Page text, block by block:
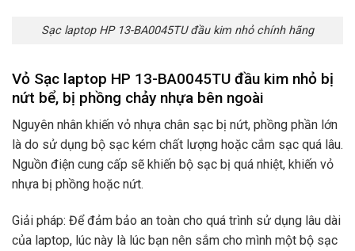
Sạc laptop HP 13-BA0045TU đầu kim nhỏ chính hãng
Vỏ Sạc laptop HP 13-BA0045TU đầu kim nhỏ bị
nứt bể, bị phồng chảy nhựa bên ngoài
Nguyên nhân khiến vỏ nhựa chân sạc bị nứt, phồng phần lớn
là do sử dụng bộ sạc kém chất lượng hoặc cắm sạc quá lâu.
Nguồn điện cung cấp sẽ khiến bộ sạc bị quá nhiệt, khiến vỏ
nhựa bị phồng hoặc nứt.
Giải pháp: Để đảm bảo an toàn cho quá trình sử dụng lâu dài
của laptop, lúc này là lúc bạn nên sắm cho mình một bộ sạc